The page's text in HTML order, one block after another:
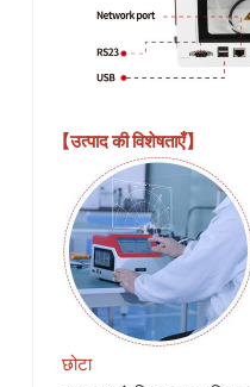
【उत्पाद की विशेषताएँ】
छोटा